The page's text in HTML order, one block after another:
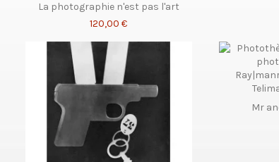
La photographie n'est pas l'art
120,00 €
Mr